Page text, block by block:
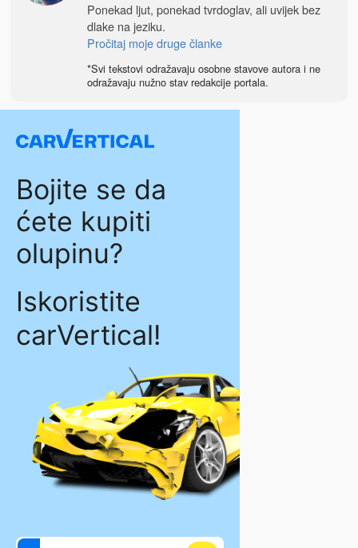
Ponekad ljut, ponekad tvrdoglav, ali uvijek bez
dlake na jeziku.
Pročitaj moje druge članke
*Svi tekstovi odražavaju osobne stavove autora i ne
odražavaju nužno stav redakcije portala.